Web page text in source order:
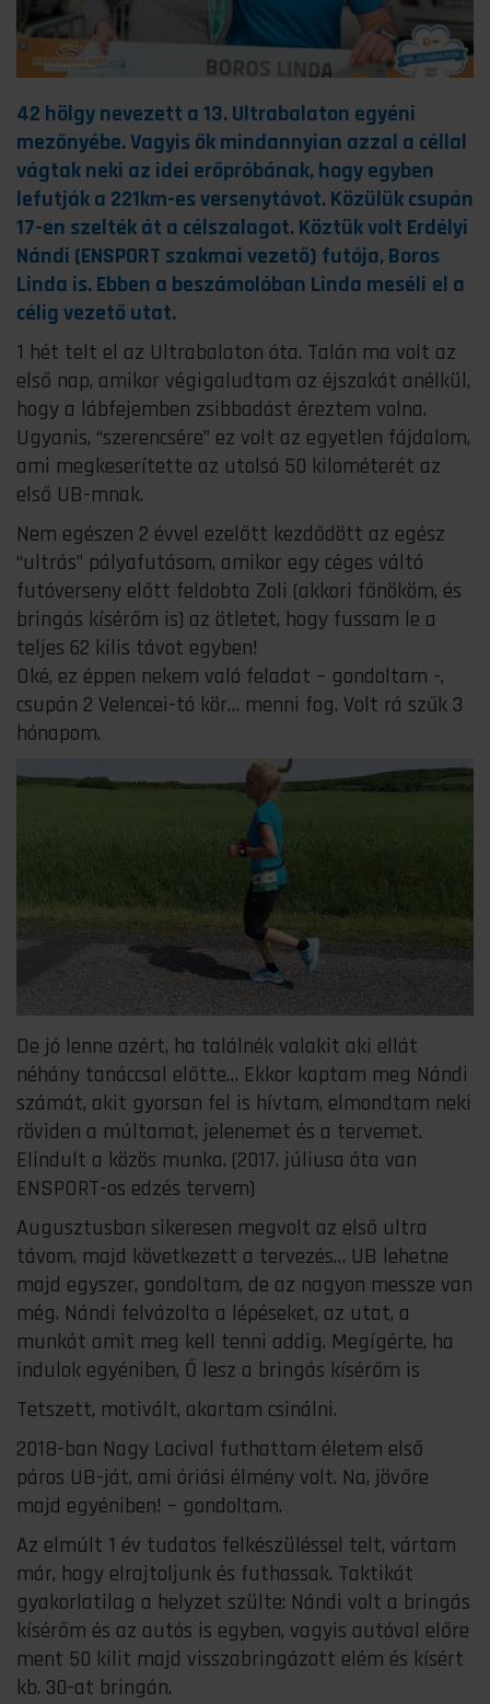
42 hölgy nevezett a 13. Ultrabalaton egyéni
mezőnyébe. Vagyis ők mindannyian azzal a céllal
vágtak neki az idei erőpróbának, hogy egyben
lefutják a 221km-es versenytávot. Közülük csupán
17-en szelték át a célszalagot. Köztük volt Erdélyi
Nándi (ENSPORT szakmai vezető) futója, Boros
Linda is. Ebben a beszámolóban Linda meséli el a
célig vezető utat.
1 hét telt el az Ultrabalaton óta. Talán ma volt az
első nap, amikor végigaludtam az éjszakát anélkül,
hogy a lábfejemben zsibbadást éreztem volna.
Ugyanis, “szerencsére” ez volt az egyetlen fájdalom,
ami megkeserítette az utolsó 50 kilométerét az
első UB-mnak.
Nem egészen 2 évvel ezelőtt kezdődött az egész
“ultrás” pályafutásom, amikor egy céges váltó
futóverseny előtt feldobta Zoli (akkori főnököm, és
bringás kísérőm is) az ötletet, hogy fussam le a
teljes 62 kilis távot egyben!
Oké, ez éppen nekem való feladat – gondoltam -,
csupán 2 Velencei-tó kör… menni fog. Volt rá szűk 3
hónapom.
De jó lenne azért, ha találnék valakit aki ellát
néhány tanáccsal előtte… Ekkor kaptam meg Nándi
számát, akit gyorsan fel is hívtam, elmondtam neki
röviden a múltamat, jelenemet és a tervemet.
Elindult a közös munka. (2017. júliusa óta van
ENSPORT-os edzés tervem)
Augusztusban sikeresen megvolt az első ultra
távom, majd következett a tervezés… UB lehetne
majd egyszer, gondoltam, de az nagyon messze van
még. Nándi felvázolta a lépéseket, az utat, a
munkát amit meg kell tenni addig. Megígérte, ha
indulok egyéniben, Ő lesz a bringás kísérőm is
Tetszett, motivált, akartam csinálni.
2018-ban Nagy Lacival futhattam életem első
páros UB-ját, ami óriási élmény volt. Na, jövőre
majd egyéniben! – gondoltam.
Az elmúlt 1 év tudatos felkészüléssel telt, vártam
már, hogy elrajtoljunk és futhassak. Taktikát
gyakorlatilag a helyzet szülte: Nándi volt a bringás
kísérőm és az autós is egyben, vagyis autóval előre
ment 50 kilit majd visszabringázott elém és kísért
kb. 30-at bringán.